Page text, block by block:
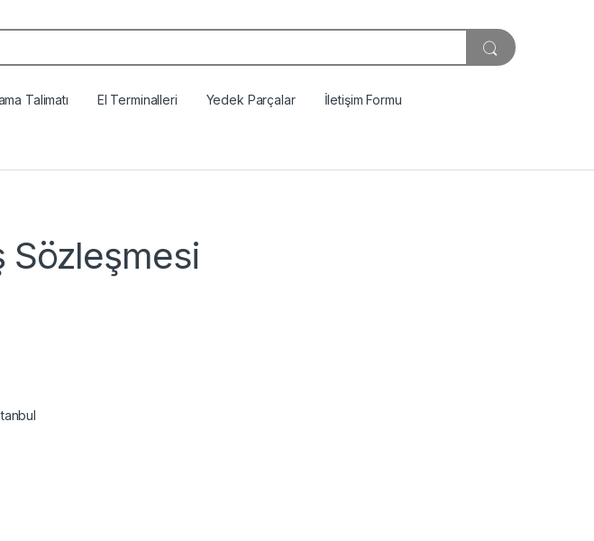
Talimatı El Terminalleri Yedek Parçalar İletişim Formu
Sözleşmesi